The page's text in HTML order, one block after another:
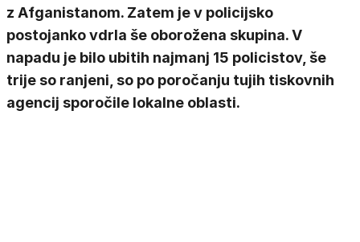
z Afganistanom. Zatem je v policijsko
postojanko vdrla še oborožena skupina. V
napadu je bilo ubitih najmanj 15 policistov, še
trije so ranjeni, so po poročanju tujih tiskovnih
agencij sporočile lokalne oblasti.